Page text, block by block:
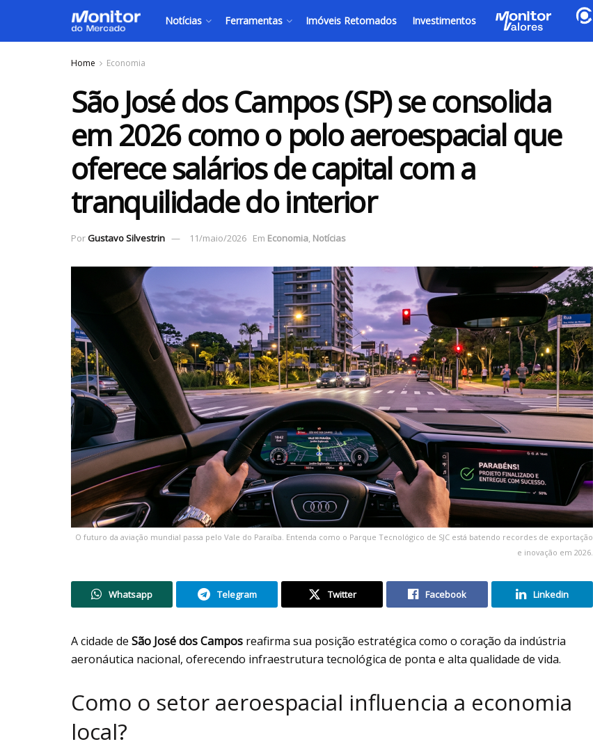
Notícias Ferramentas Imóveis Retomados Investimentos
Home Economia
São José dos Campos (SP) se consolida
em 2026 como o polo aeroespacial que
oferece salários de capital com a
tranquilidade do interior
PorGustavo Silvestrin 11/maio/2026 Em Economia, Notícias
O futuro da aviação mundial passa pelo Vale do Paraíba. Entenda como o Parque Tecnológico de SJC está batendo recordes de exportação
e inovação em 2026.
Whatsapp Telegram Twitter Facebook Linkedin
A cidade de São José dos Campos reafirma sua posição estratégica como o coração da indústria
aeronáutica nacional, oferecendo infraestrutura tecnológica de ponta e alta qualidade de vida.
Como o setor aeroespacial influencia a economia
local?